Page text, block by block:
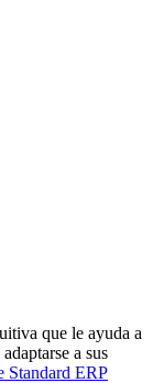
que le ayuda a
a sus
Standard ERP